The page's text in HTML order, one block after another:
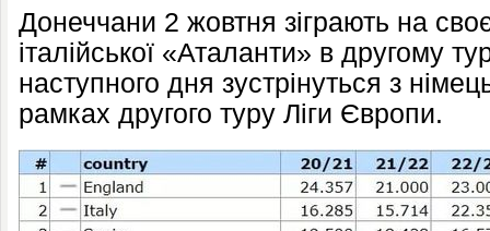
Донеччани 2 жовтня зіграють на
італійської «Аталанти» в другому
наступного дня зустрінуться з
рамках другого туру Ліги Європи.